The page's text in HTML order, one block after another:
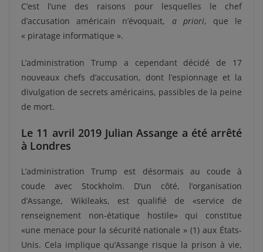
C’est l’une des raisons pour lesquelles le chef
d’accusation américain n’évoquait, a priori, que le
« piratage informatique ».
L’administration Trump a cependant décidé de 17
nouveaux chefs d’accusation, dont l’espionnage et la
divulgation de secrets américains, passibles de la peine
de mort.
Le 11 avril 2019 Julian Assange a été arrêté
à Londres
L’administration Trump est désormais au coude à
coude avec Stockholm. D’un côté, l’organisation
d’Assange, Wikileaks, est qualifié de «service de
renseignement non-étatique hostile» qui constitue
«une menace pour la sécurité nationale » (1) aux États-
Unis. Cela implique qu’Assange risque la prison à vie,